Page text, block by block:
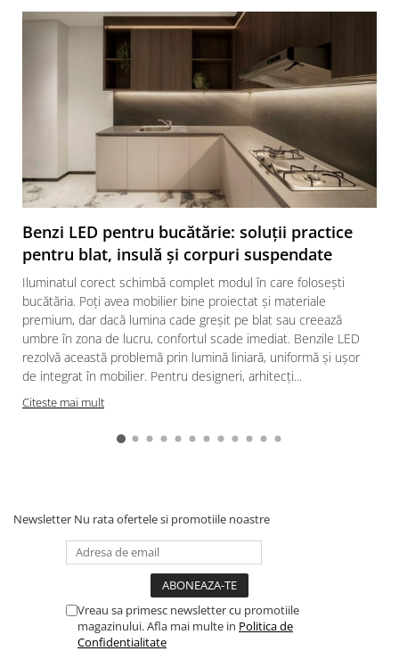
Benzi LED pentru bucătărie: soluții practice
pentru blat, insulă și corpuri suspendate
Iluminatul corect schimbă complet modul în care folosești
bucătăria. Poți avea mobilier bine proiectat și materiale
premium, dar dacă lumina cade greșit pe blat sau creează
umbre în zona de lucru, confortul scade imediat. Benzile LED
rezolvă această problemă prin lumină liniară, uniformă și ușor
de integrat în mobilier. Pentru designeri, arhitecți...
Citeste mai mult
Newsletter Nu rata ofertele si promotiile noastre
Vreau sa primesc newsletter cu promotiile
magazinului. Afla mai multe in Politica de
Confidentialitate